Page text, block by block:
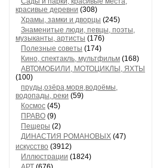
красивые деревни (308)
Храмы, замки и дворцы (245)
Знаменитые люди, певцы, поэты,
музыканты, артисты (176)
Полезные советы (174)
Кино, спектакль, мультфильм (168)
АВТОМОБИЛИ, МОТОЦИКЛЫ, ЯХТЫ
(100)
пруды,озёра,моря,водоёмы,
водопады, реки (59)
Космос (45)
ПРАВО (9)
Пещеры (2)
ДИНАСТИЯ РОМАНОВЫХ (47)
искусство (3912)
Иллюстрации (1824)